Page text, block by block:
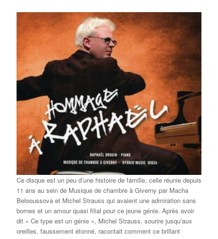
Ce disque est un peu d’une histoire de famille, celle réunie depuis
11 ans au sein de Musique de chambre à Giverny par Macha
Belooussova et Michel Strauss qui avaient une admiration sans
bornes et un amour quasi filial pour ce jeune génie. Après avoir
dit « Ce type est un génie », Michel Strauss, sourire jusqu’aux
oreilles, faussement étonné, racontait comment ce brillant